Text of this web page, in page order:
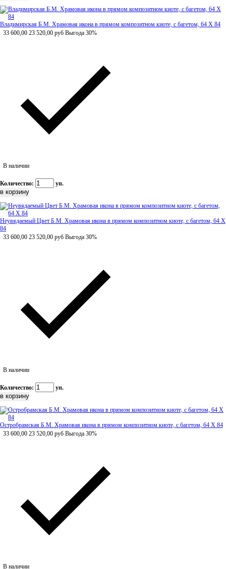
Владимирская Б.М. Храмовая икона в прямом композитном киоте, с багетом, 64 Х 84
33 600,00 23 520,00 руб Выгода 30%
В наличии
Количество: уп.
Неувядаемый Цвет Б.М. Храмовая икона в прямом композитном киоте, с багетом, 64 Х
84
33 600,00 23 520,00 руб Выгода 30%
В наличии
Количество: уп.
Остробрамская Б.М. Храмовая икона в прямом композитном киоте, с багетом, 64 Х 84
33 600,00 23 520,00 руб Выгода 30%
В наличии